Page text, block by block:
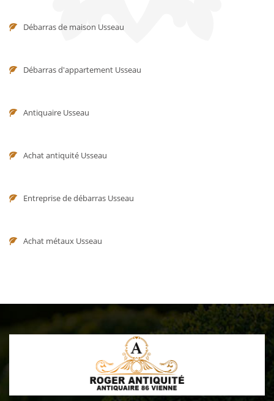
Débarras de maison Usseau
Débarras d'appartement Usseau
Antiquaire Usseau
Achat antiquité Usseau
Entreprise de débarras Usseau
Achat métaux Usseau